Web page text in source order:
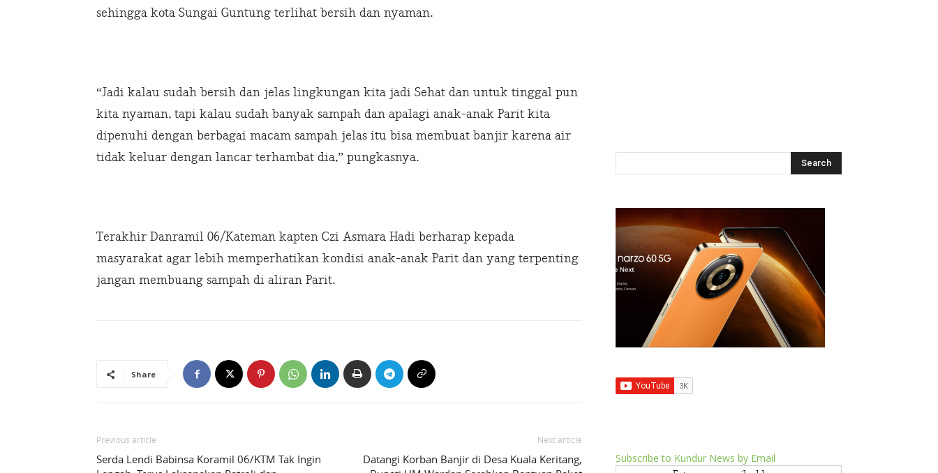
sehingga kota Sungai Guntung terlihat bersih dan nyaman.
“Jadi kalau sudah bersih dan jelas lingkungan kita jadi Sehat dan untuk tinggal pun
kita nyaman, tapi kalau sudah banyak sampah dan apalagi anak-anak Parit kita
dipenuhi dengan berbagai macam sampah jelas itu bisa membuat banjir karena air
tidak keluar dengan lancar terhambat dia,” pungkasnya.
Terakhir Danramil 06/Kateman kapten Czi Asmara Hadi berharap kepada
masyarakat agar lebih memperhatikan kondisi anak-anak Parit dan yang terpenting
jangan membuang sampah di aliran Parit.
Share
Previous article
Serda Lendi Babinsa Koramil 06/KTM Tak Ingin
Next article
Datangi Korban Banjir di Desa Kuala Keritang,
Subscribe to Kundur News by Email